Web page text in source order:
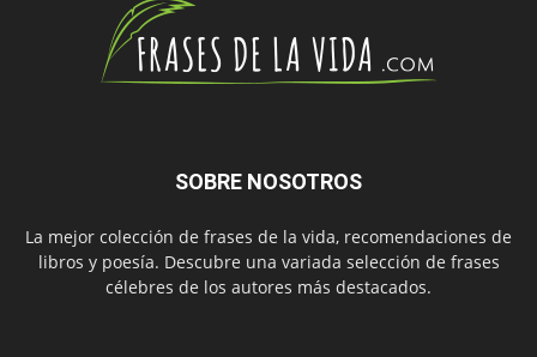
SOBRE NOSOTROS
La mejor colección de frases de la vida, recomendaciones de
libros y poesía. Descubre una variada selección de frases
célebres de los autores más destacados.